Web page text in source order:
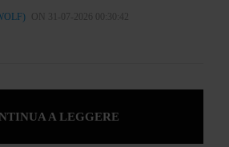
ON 31-07-2026 00:30:42
A LEGGERE